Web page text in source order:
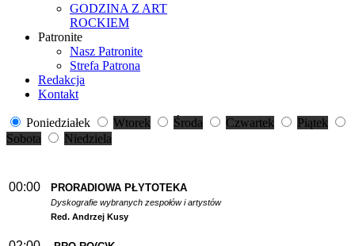
GODZINA Z ART
ROCKIEM
Patronite
Nasz Patronite
Strefa Patrona
Redakcja
Kontakt
Poniedziałek Wtorek Środa Czwartek
Piątek
Sobota
Niedziela
00:00 PRORADIOWA PŁYTOTEKA
Dyskografie wybranych zespołów i artystów
Red. Andrzej Kusy